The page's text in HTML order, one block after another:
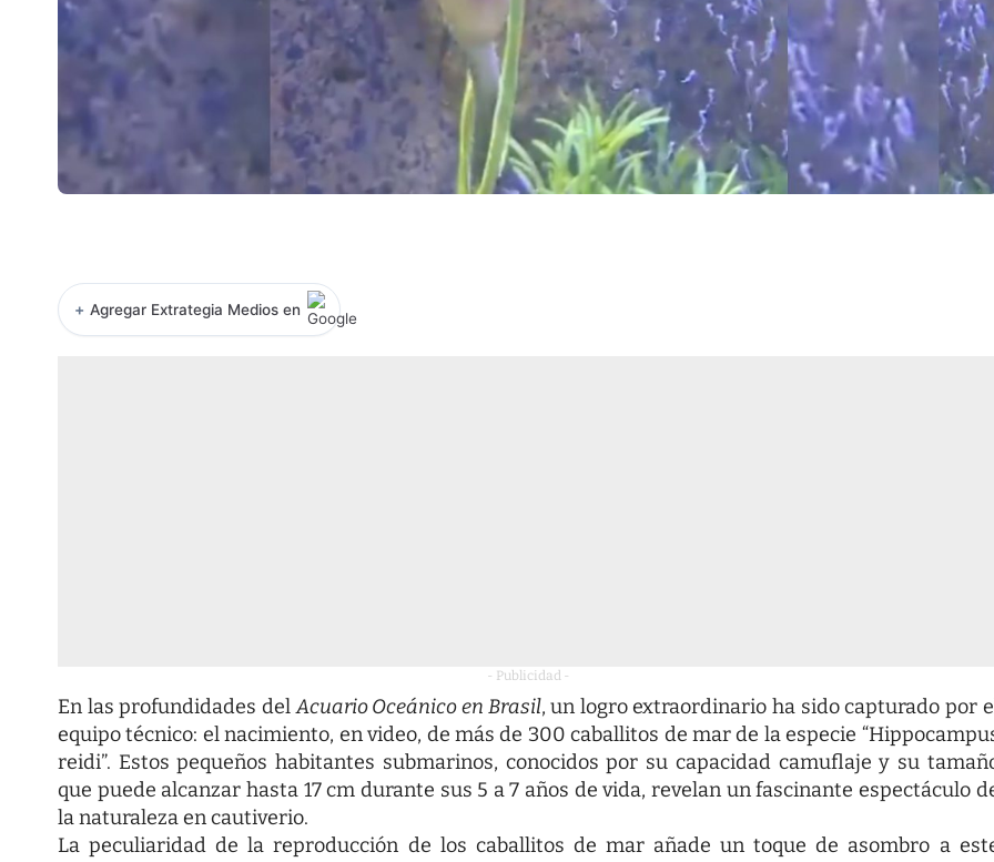
+ Agregar Extrategia Medios en
- Publicidad -
En las profundidades delAcuario Oceánico en Brasil, un logro extraordinario ha sido capturado por
equipo técnico: el nacimiento, en video, de más de 300 caballitos de mar de la especie
reidi”. Estos pequeños habitantes submarinos, conocidos por su capacidad camuflaje y su
que puede alcanzar hasta 17 cm durante sus 5 a 7 años de vida, revelan un fascinante espectáculo
la naturaleza en cautiverio.
La peculiaridad de la reproducción de los caballitos de mar añade un toque de asombro a